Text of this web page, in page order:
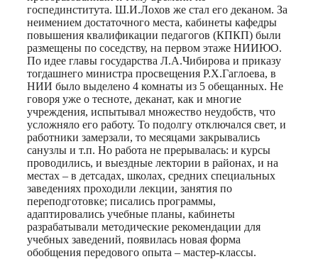
госпединститута. Ш.И.Лохов же стал его деканом. За
неимением достаточного места, кабинеты кафедры
повышения квалификации педагогов (КПКП) были
размещены по соседству, на первом этаже НИИЮО.
По идее главы государства Л.А.Чибирова и приказу
тогдашнего министра просвещения Р.Х.Гаглоева, в
НИИ было выделено 4 комнаты из 5 обещанных. Не
говоря уже о тесноте, деканат, как и многие
учреждения, испытывал множество неудобств, что
усложняло его работу. То подолгу отключался свет, и
работники замерзали, то месяцами закрывались
санузлы и т.п. Но работа не прерывалась: и курсы
проводились, и выездные лектории в районах, и на
местах – в детсадах, школах, средних специальных
заведениях проходили лекции, занятия по
переподготовке; писались программы,
адаптировались учебные планы, кабинеты
разрабатывали методические рекомендации для
учебных заведений, появилась новая форма
обобщения передового опыта – мастер-классы.